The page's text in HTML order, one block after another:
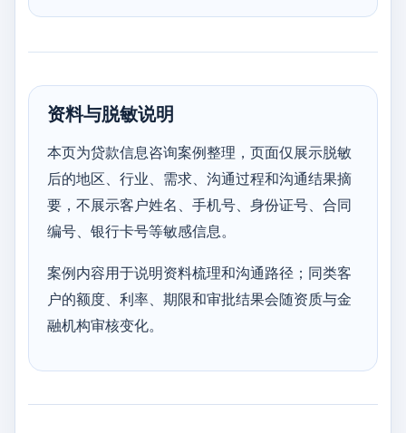
资料与脱敏说明
本页为贷款信息咨询案例整理，页面仅展示脱敏
后的地区、行业、需求、沟通过程和沟通结果摘
要，不展示客户姓名、手机号、身份证号、合同
编号、银行卡号等敏感信息。
案例内容用于说明资料梳理和沟通路径；同类客
户的额度、利率、期限和审批结果会随资质与金
融机构审核变化。